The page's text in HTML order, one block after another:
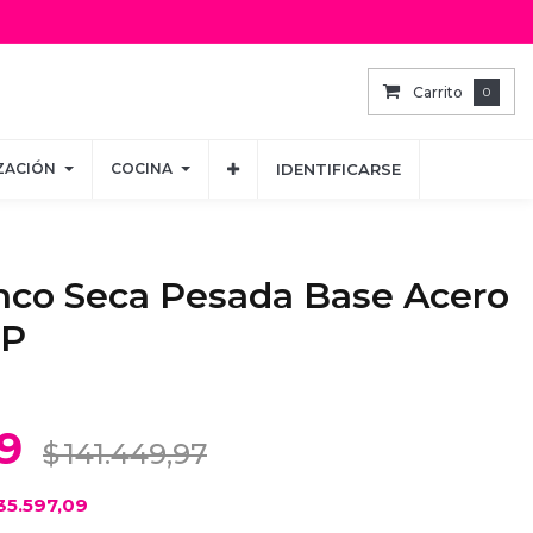
Carrito 0
COCINA IDENTIFICARSE
Carrito 0
COCINA IDENTIFICARSE
Seca Pesada Base Acero
$141.449,97